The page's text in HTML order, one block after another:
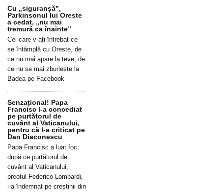
Cu „siguranșă”,
Parkinsonul lui Oreste
a cedat, „nu mai
tremură ca înainte”
Cei care v-ați întrebat ce
se întâmplă cu Oreste, de
ce nu mai apare la teve, de
ce nu se mai zburlește la
Badea pe Facebook
Senzațional! Papa
Francisc l-a concediat
pe purtătorul de
cuvânt al Vaticanului,
pentru că l-a criticat pe
Dan Diaconescu
Papa Francisc a luat foc,
după ce purtătorul de
cuvânt al Vaticanului,
preotul Federico Lombardi,
i-a îndemnat pe creștinii din